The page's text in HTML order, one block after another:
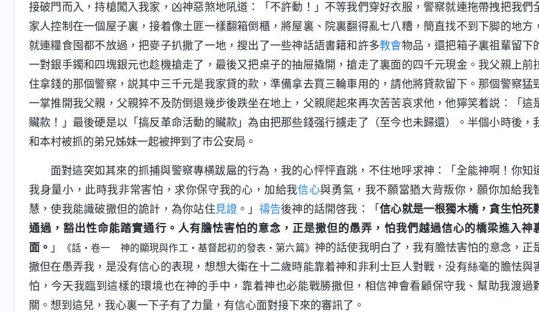
接破門而入，持槍闖入我家，凶神惡煞地吼道：「不許動！」不等我們穿好衣服，警察就連拖帶拽把我們
家人控制在一個屋子裏，接着像土匪一樣翻箱倒櫃，將屋裏、院裏翻得亂七八糟，簡直找不到下脚的地方，
就連糧食囤都不放過，把麥子扒撒了一地，搜出了一些神話語書籍和許多教會物品，還把箱子裏祖輩留下
一對銀手鐲和四塊銀元也趁機搶走了，最後又把桌子的抽屉撬開，搶走了裏面的四千元現金。我父親上前
住拿錢的那個警察，説其中三千元是我家貸的款，準備拿去買三輪車用的，請他將貸款留下。那個警察猛
一掌推開我父親，父親猝不及防倒退幾步後跌坐在地上，父親爬起來再次苦苦哀求他，他獰笑着説：「這
贜款！」最後硬是以「搞反革命活動的贜款」為由把那些錢强行擄走了（至今也未歸還）。半個小時後，
和本村被抓的弟兄姊妹一起被押到了市公安局。
面對這突如其來的抓捕與警察專横跋扈的行為，我的心怦怦直跳，不住地呼求神：「全能神啊！你知
我身量小，此時我非常害怕，求你保守我的心，加給我信心與勇氣，我不願當猶大背叛你，願你加給我
慧，使我能識破撒但的詭計，為你站住見證 。」 禱告後神的話開啓我：「信心就是一根獨木橋，貪生怕死
通過，豁出性命能踏實通行。人有膽怯害怕的意念，正是撒但的愚弄，怕我們越過信心的橋梁進入神
面。 」 《話・卷一 神的顯現與作工・基督起初的發表・第六篇》 神的話使我明白了，我有膽怯害怕的意念，正
撒但在愚弄我，是没有信心的表現，想想大衛在十二歲時能靠着神和非利士巨人對戰，没有絲毫的膽怯與
怕，今天我臨到這樣的環境也在神的手中，靠着神也必能戰勝撒但，相信神會看顧保守我、幫助我渡過
關。想到這兒，我心裏一下子有了力量，有信心面對接下來的審訊了。